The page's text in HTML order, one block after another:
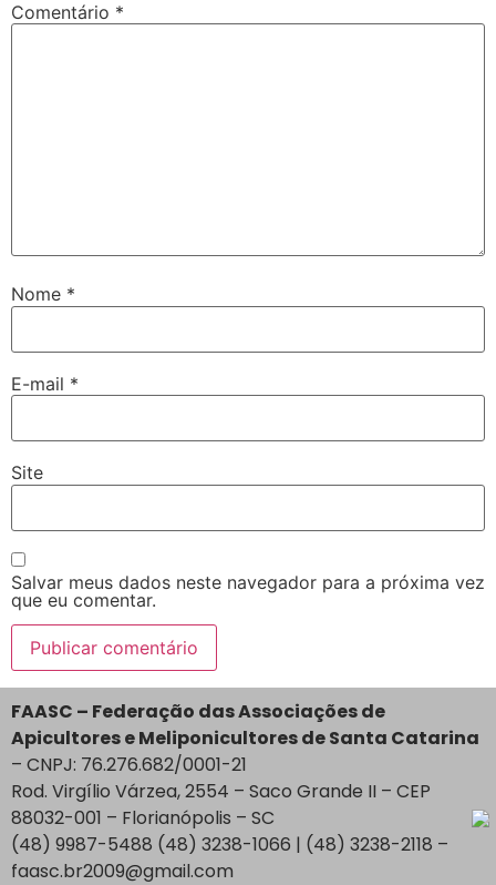
Comentário *
Nome *
E-mail *
Site
Salvar meus dados neste navegador para a próxima vez
que eu comentar.
FAASC – Federação das Associações de
Apicultores e Meliponicultores de Santa Catarina
– CNPJ: 76.276.682/0001-21
Rod. Virgílio Várzea, 2554 – Saco Grande II – CEP
88032-001 – Florianópolis – SC
(48) 9987-5488 (48) 3238-1066 | (48) 3238-2118 –
faasc.br2009@gmail.com